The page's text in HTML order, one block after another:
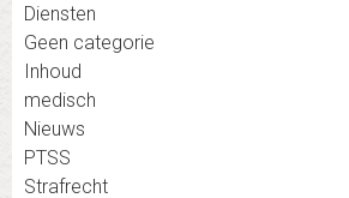
Diensten
Geen categorie
Inhoud
medisch
Nieuws
PTSS
Strafrecht